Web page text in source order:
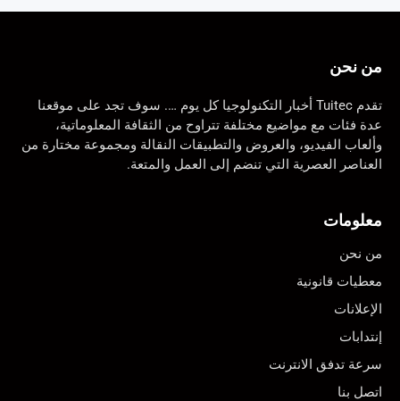
من نحن
تقدم Tuitec أخبار التكنولوجيا كل يوم …. سوف تجد على موقعنا
عدة فئات مع مواضيع مختلفة تتراوح من الثقافة المعلوماتية،
وألعاب الفيديو، والعروض والتطبيقات النقالة ومجموعة مختارة من
العناصر العصرية التي تنضم إلى العمل والمتعة.
معلومات
من نحن
معطيات قانونية
الإعلانات
إنتدابات
سرعة تدفق الانترنت
اتصل بنا